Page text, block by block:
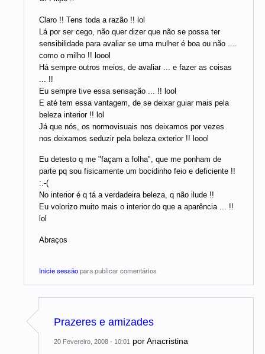
Claro !! Tens toda a razão !! lol
Lá por ser cego, não quer dizer que não se possa ter
sensibilidade para avaliar se uma mulher é boa ou não ....
como o milho !! loool
Há sempre outros meios, de avaliar ... e fazer as coisas
... !!
Eu sempre tive essa sensação ... !! lool
E até tem essa vantagem, de se deixar guiar mais pela
beleza interior !! lol
Já que nós, os normovisuais nos deixamos por vezes
nos deixamos seduzir pela beleza exterior !! loool
Eu detesto q me "façam a folha", que me ponham de
parte pq sou fisicamente um bocidinho feio e deficiente !!
:.-(
No interior é q tá a verdadeira beleza, q não ilude !!
Eu volorizo muito mais o interior do que a aparência ... !!
lol
Abraços
Inicie sessãopara publicar comentários
Prazeres e amizades
20 Fevereiro, 2008 - 10:01 porAnacristina